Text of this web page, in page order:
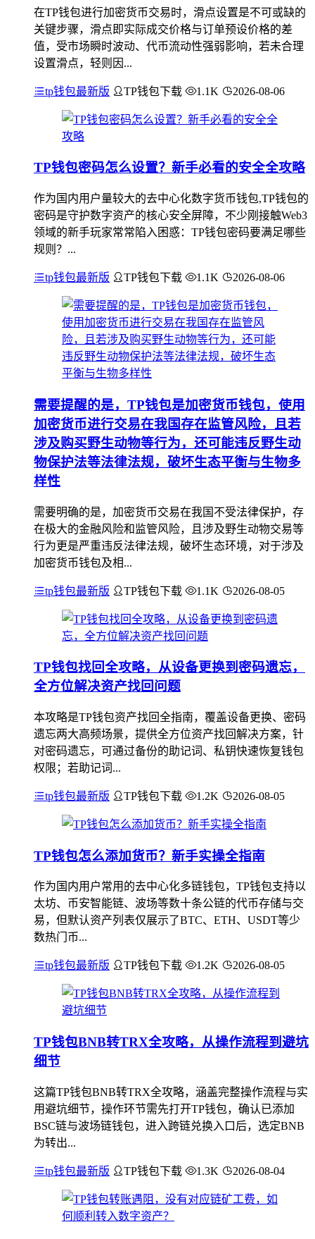
在TP钱包进行加密货币交易时，滑点设置是不可或缺的
关键步骤，滑点即实际成交价格与订单预设价格的差
值，受市场瞬时波动、代币流动性强弱影响，若未合理
设置滑点，轻则因...
tp钱包最新版 TP钱包下载 1.1K 2026-08-06
TP钱包密码怎么设置？新手必看的安全全攻略
作为国内用户量较大的去中心化数字货币钱包,TP钱包的
密码是守护数字资产的核心安全屏障，不少刚接触Web3
领域的新手玩家常常陷入困惑：TP钱包密码要满足哪些
规则？...
tp钱包最新版 TP钱包下载 1.1K 2026-08-06
需要提醒的是，TP钱包是加密货币钱包，使用
加密货币进行交易在我国存在监管风险，且若
涉及购买野生动物等行为，还可能违反野生动
物保护法等法律法规，破坏生态平衡与生物多
样性
需要明确的是，加密货币交易在我国不受法律保护，存
在极大的金融风险和监管风险，且涉及野生动物交易等
行为更是严重违反法律法规，破坏生态环境，对于涉及
加密货币钱包及相...
tp钱包最新版 TP钱包下载 1.1K 2026-08-05
TP钱包找回全攻略，从设备更换到密码遗忘，
全方位解决资产找回问题
本攻略是TP钱包资产找回全指南，覆盖设备更换、密码
遗忘两大高频场景，提供全方位资产找回解决方案，针
对密码遗忘，可通过备份的助记词、私钥快速恢复钱包
权限；若助记词...
tp钱包最新版 TP钱包下载 1.2K 2026-08-05
TP钱包怎么添加货币？新手实操全指南
作为国内用户常用的去中心化多链钱包，TP钱包支持以
太坊、币安智能链、波场等数十条公链的代币存储与交
易，但默认资产列表仅展示了BTC、ETH、USDT等少
数热门币...
tp钱包最新版 TP钱包下载 1.2K 2026-08-05
TP钱包BNB转TRX全攻略，从操作流程到避坑
细节
这篇TP钱包BNB转TRX全攻略，涵盖完整操作流程与实
用避坑细节，操作环节需先打开TP钱包，确认已添加
BSC链与波场链钱包，进入跨链兑换入口后，选定BNB
为转出...
tp钱包最新版 TP钱包下载 1.3K 2026-08-04